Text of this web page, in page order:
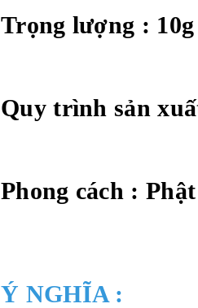
Trọng lượng : 10g
Quy trình sản
Phong cách :
Ý NGHĨA :